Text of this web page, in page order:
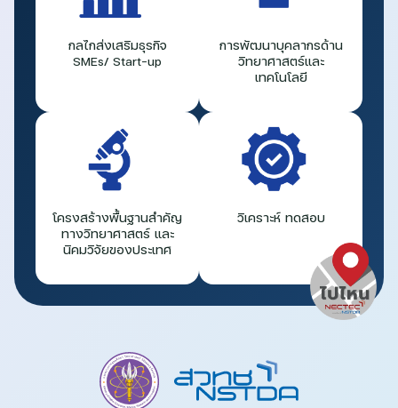
กลไกส่งเสริมธุรกิจ
SMEs/ Start-up
การพัฒนาบุคลากรด้าน
วิทยาศาสตร์และ
เทคโนโลยี
โครงสร้างพื้นฐานสำคัญ
ทางวิทยาศาสตร์ และ
นิคมวิจัยของประเทศ
วิเคราะห์ ทดสอบ